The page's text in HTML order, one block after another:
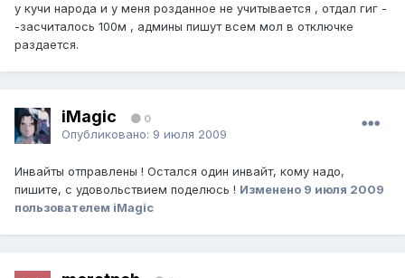
у кучи народа и у меня розданное не учитывается , отдал гиг -
-засчиталось 100м , админы пишут всем мол в отключке
раздается.
iMagic 0
Опубликовано: 9 июля 2009
Инвайты отправлены ! Остался один инвайт, кому надо,
пишите, с удовольствием поделюсь ! Изменено 9 июля 2009
пользователем iMagic